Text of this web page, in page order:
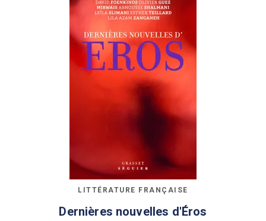
LITTÉRATURE FRANÇAISE
Dernières nouvelles d'Éros